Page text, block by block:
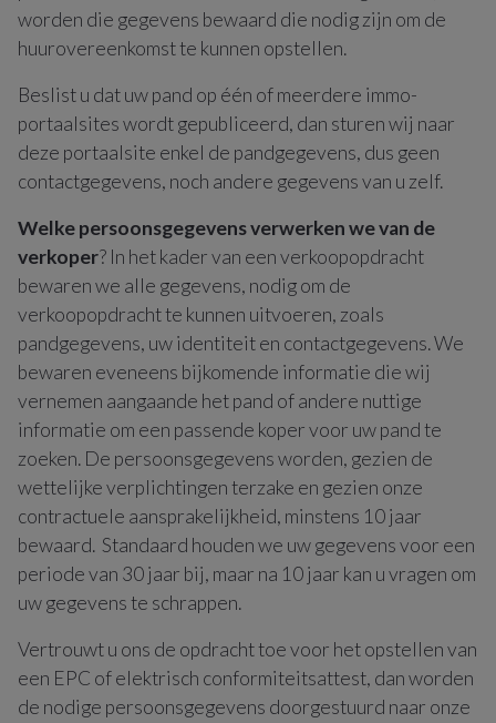
worden die gegevens bewaard die nodig zijn om de
huurovereenkomst te kunnen opstellen.
Beslist u dat uw pand op één of meerdere immo-
portaalsites wordt gepubliceerd, dan sturen wij naar
deze portaalsite enkel de pandgegevens, dus geen
contactgegevens, noch andere gegevens van u zelf.
Welke persoonsgegevens verwerken we van de
verkoper? In het kader van een verkoopopdracht
bewaren we alle gegevens, nodig om de
verkoopopdracht te kunnen uitvoeren, zoals
pandgegevens, uw identiteit en contactgegevens. We
bewaren eveneens bijkomende informatie die wij
vernemen aangaande het pand of andere nuttige
informatie om een passende koper voor uw pand te
zoeken. De persoonsgegevens worden, gezien de
wettelijke verplichtingen terzake en gezien onze
contractuele aansprakelijkheid, minstens 10 jaar
bewaard. Standaard houden we uw gegevens voor een
periode van 30 jaar bij, maar na 10 jaar kan u vragen om
uw gegevens te schrappen.
Vertrouwt u ons de opdracht toe voor het opstellen van
een EPC of elektrisch conformiteitsattest, dan worden
de nodige persoonsgegevens doorgestuurd naar onze